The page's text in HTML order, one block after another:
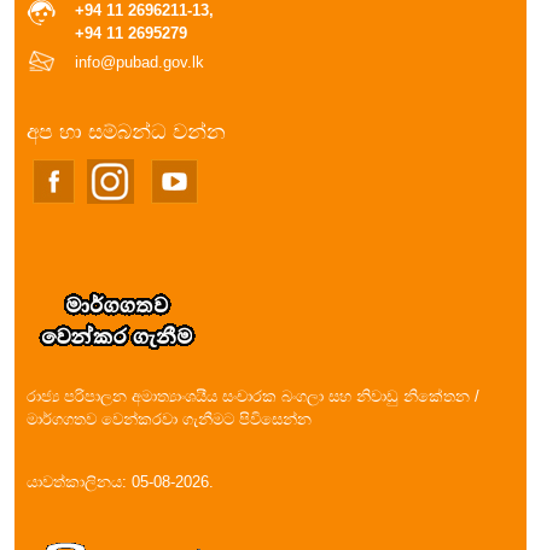
+94 11 2696211-13,
+94 11 2695279
info@pubad.gov.lk
අප හා සම්බන්ධ වන්න
රාජ්‍ය පරිපාලන අමාත්‍යාංශයීය සංචාරක බංගලා සහ නිවාඩු නිකේතන /
මාර්ගගතව වෙන්කරවා ගැනීමට පිවිසෙන්න
යාවත්කාලිනය: 05-08-2026.